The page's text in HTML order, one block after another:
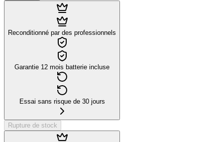
Reconditionné par des professionnels
Garantie 12 mois batterie incluse
Essai sans risque de 30 jours
Rupture de stock